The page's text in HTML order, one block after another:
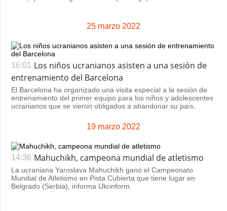
25 marzo 2022
16:01
Los niños ucranianos asisten a una sesión de
entrenamiento del Barcelona
El Barcelona ha organizado una visita especial a la sesión de
entrenamiento del primer equipo para los niños y adolescentes
ucranianos que se vieron obligados a abandonar su país.
19 marzo 2022
14:36 Mahuchikh, campeona mundial de atletismo
La ucraniana Yaroslava Mahuchikh ganó el Campeonato
Mundial de Atletismo en Pista Cubierta que tiene lugar en
Belgrado (Serbia), informa Ukrinform.